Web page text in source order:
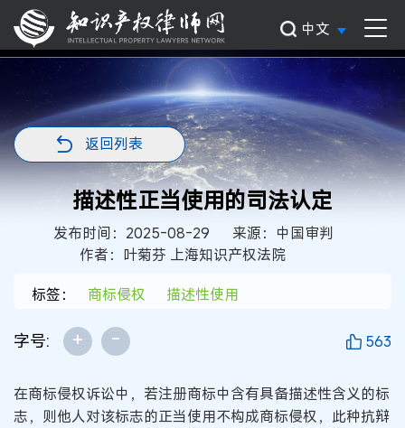
中文
返回列表
描述性正当使用的司法认定
发布时间：2025-08-29
来源：中国审判
作者：叶菊芬 上海知识产权法院
标签：
商标侵权 描述性使用
字号: + - 563
在商标侵权诉讼中，若注册商标中含有具备描述性含义的标
志，则他人对该标志的正当使用不构成商标侵权，此种抗辩